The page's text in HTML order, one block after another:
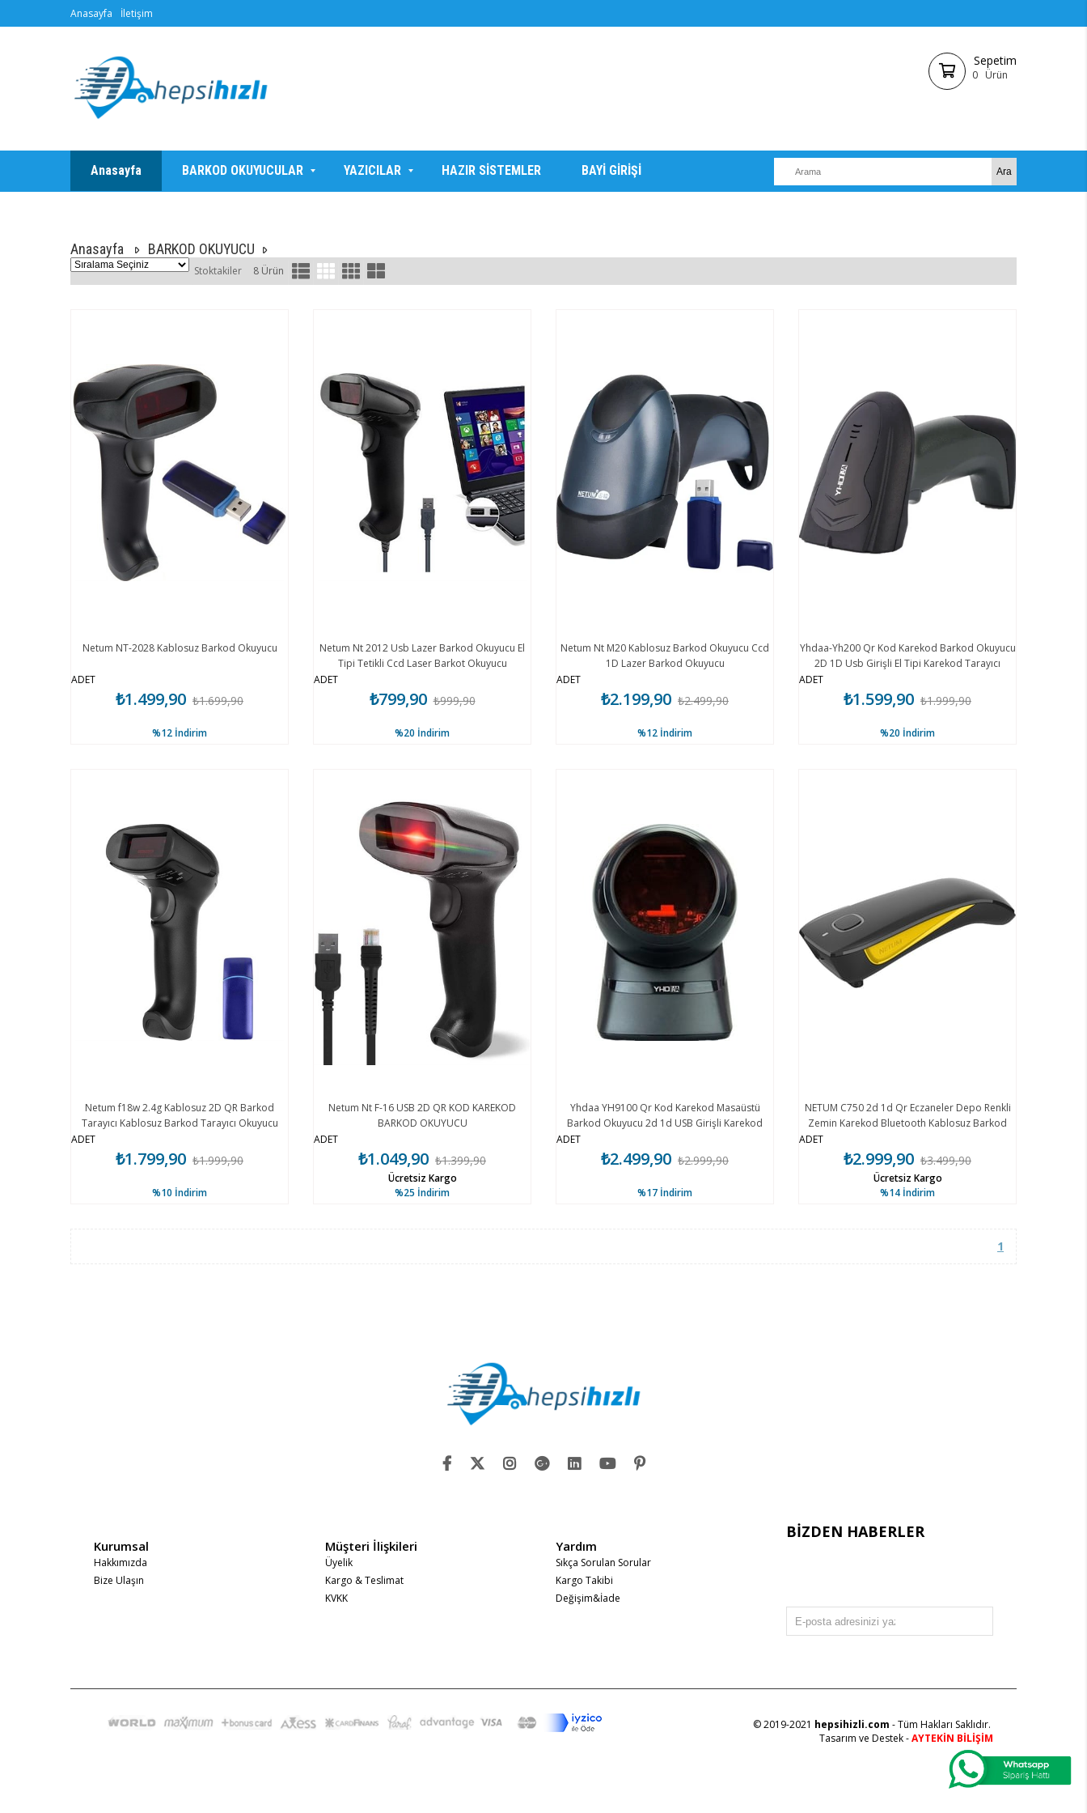
Anasayfa İletişim
Sepetim
0 Ürün
Anasayfa BARKOD OKUYUCULAR YAZICILAR HAZIR SİSTEMLER BAYİ GİRİŞİ
Anasayfa BARKOD OKUYUCU
Stoktakiler 8 Ürün
Netum NT-2028 Kablosuz Barkod Okuyucu
ADET
₺1.499,90 ₺1.699,90
%12 İndirim
Netum Nt 2012 Usb Lazer Barkod Okuyucu El
Tipi Tetikli Ccd Laser Barkot Okuyucu
ADET
₺799,90 ₺999,90
%20 İndirim
Netum Nt M20 Kablosuz Barkod Okuyucu Ccd
1D Lazer Barkod Okuyucu
ADET
₺2.199,90 ₺2.499,90
%12 İndirim
Yhdaa-Yh200 Qr Kod Karekod Barkod Okuyucu
2D 1D Usb Girişli El Tipi Karekod Tarayıcı
ADET
₺1.599,90 ₺1.999,90
%20 İndirim
Netum f18w 2.4g Kablosuz 2D QR Barkod
Tarayıcı Kablosuz Barkod Tarayıcı Okuyucu
ADET
₺1.799,90 ₺1.999,90
%10 İndirim
Netum Nt F-16 USB 2D QR KOD KAREKOD
BARKOD OKUYUCU
ADET
₺1.049,90 ₺1.399,90
%25 İndirim
Ücretsiz Kargo
Yhdaa YH9100 Qr Kod Karekod Masaüstü
Barkod Okuyucu 2d 1d USB Girişli Karekod
ADET
₺2.499,90 ₺2.999,90
%17 İndirim
NETUM C750 2d 1d Qr Eczaneler Depo Renkli
Zemin Karekod Bluetooth Kablosuz Barkod
ADET
₺2.999,90 ₺3.499,90
%14 İndirim
Ücretsiz Kargo
1
Kurumsal
Hakkımızda
Bize Ulaşın
Müşteri İlişkileri
Üyelik
Kargo & Teslimat
KVKK
Yardım
Sıkça Sorulan Sorular
Kargo Takibi
Değişim&İade
BIZDEN HABERLER
© 2019-2021 hepsihizli.com - Tüm Hakları Saklıdır.
Tasarım ve Destek -AYTEKİN BİLİŞİM